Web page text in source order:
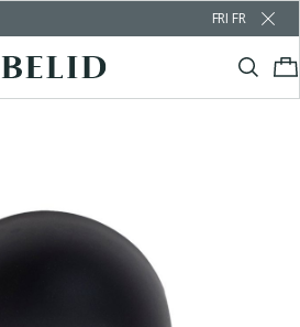
FRI FRAKT